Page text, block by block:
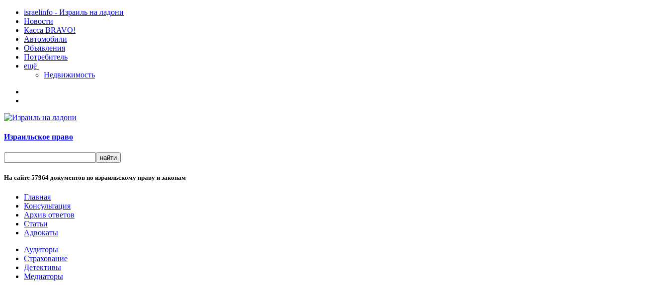
israelinfo - Израиль на ладони
Новости
Касса BRAVO!
Автомобили
Объявления
Потребитель
ещё
Недвижимость
Израильское право
На сайте 57964 документов по израильскому праву и законам
Главная
Консультация
Архив ответов
Статьи
Адвокаты
Аудиторы
Страхование
Детективы
Медиаторы